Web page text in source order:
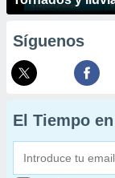
Síguenos
El Tiempo